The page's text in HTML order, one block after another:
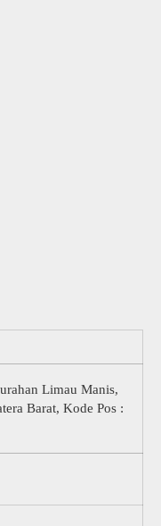
Limau Manis,
Barat, Kode Pos :